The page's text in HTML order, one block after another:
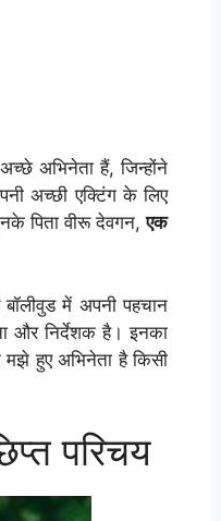
अभिनेता हैं, जिन्होंने
अच्छी एक्टिंग के लिए
पिता वीरू देवगन,एक
में अपनी पहचान
और निर्देशक है। इनका
हुए अभिनेता है किसी
परिचय